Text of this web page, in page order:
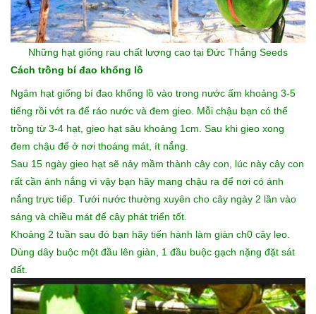
Những hạt giống rau chất lượng cao tại Đức Thắng Seeds
Cách trồng bí đao khổng lồ
Ngâm hạt giống bí đao khổng lồ vào trong nước ấm khoảng 3-5
tiếng rồi vớt ra để ráo nước và đem gieo. Mỗi chậu bạn có thể
trồng từ 3-4 hạt, gieo hạt sâu khoảng 1cm. Sau khi gieo xong
đem chậu để ở nơi thoáng mát, ít nắng.
Sau 15 ngày gieo hạt sẽ nảy mầm thành cây con, lúc này cây con
rất cần ánh nắng vì vậy bạn hãy mang chậu ra để nơi có ánh
nắng trực tiếp. Tưới nước thường xuyên cho cây ngày 2 lần vào
sáng và chiều mát để cây phát triển tốt.
Khoảng 2 tuần sau đó bạn hãy tiến hành làm giàn ch0 cây leo.
Dùng dây buộc một đầu lên giàn, 1 đầu buộc gạch nặng đặt sát
đất.